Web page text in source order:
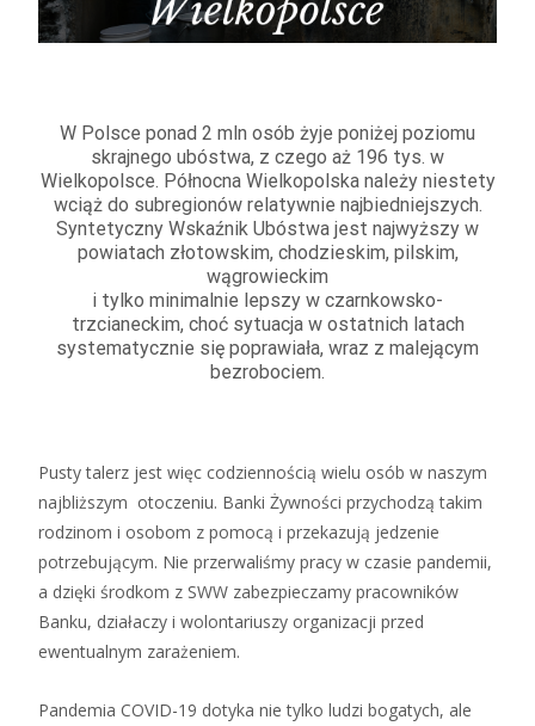
W Polsce ponad 2 mln osób żyje poniżej poziomu
skrajnego ubóstwa, z czego aż 196 tys. w
Wielkopolsce. Północna Wielkopolska należy niestety
wciąż do subregionów relatywnie najbiedniejszych.
Syntetyczny Wskaźnik Ubóstwa jest najwyższy w
powiatach złotowskim, chodzieskim, pilskim,
wągrowieckim
i tylko minimalnie lepszy w czarnkowsko-
trzcianeckim, choć sytuacja w ostatnich latach
systematycznie się poprawiała, wraz z malejącym
bezrobociem.
Pusty talerz jest więc codziennością wielu osób w naszym
najbliższym otoczeniu. Banki Żywności przychodzą takim
rodzinom i osobom z pomocą i przekazują jedzenie
potrzebującym. Nie przerwaliśmy pracy w czasie pandemii,
a dzięki środkom z SWW zabezpieczamy pracowników
Banku, działaczy i wolontariuszy organizacji przed
ewentualnym zarażeniem.
Pandemia COVID-19 dotyka nie tylko ludzi bogatych, ale